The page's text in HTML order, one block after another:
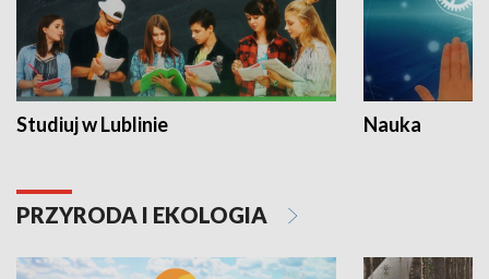
Studiuj w Lublinie Nauka
PRZYRODA I EKOLOGIA